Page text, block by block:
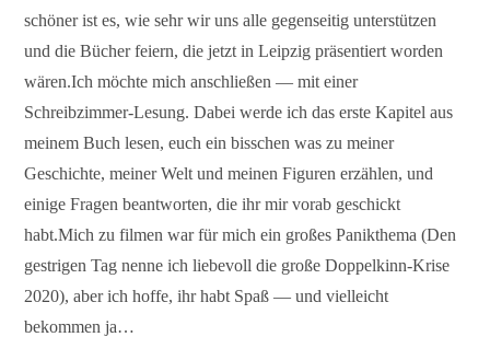
schöner ist es, wie sehr wir uns alle gegenseitig unterstützen
und die Bücher feiern, die jetzt in Leipzig präsentiert worden
wären.Ich möchte mich anschließen — mit einer
Schreibzimmer-Lesung. Dabei werde ich das erste Kapitel aus
meinem Buch lesen, euch ein bisschen was zu meiner
Geschichte, meiner Welt und meinen Figuren erzählen, und
einige Fragen beantworten, die ihr mir vorab geschickt
habt.Mich zu filmen war für mich ein großes Panikthema (Den
gestrigen Tag nenne ich liebevoll die große Doppelkinn-Krise
2020), aber ich hoffe, ihr habt Spaß — und vielleicht
bekommen ja…